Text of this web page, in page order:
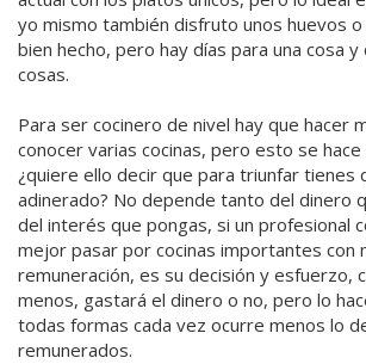
yo mismo también disfruto unos huevos
bien hecho, pero hay días para una cosa
cosas.
Para ser cocinero de nivel hay que hacer
conocer varias cocinas, pero esto se hace
¿quiere ello decir que para triunfar tienes
adinerado? No depende tanto del dinero
del interés que pongas, si un profesional
mejor pasar por cocinas importantes con
remuneración, es su decisión y esfuerzo,
menos, gastará el dinero o no, pero lo
todas formas cada vez ocurre menos lo
remunerados.